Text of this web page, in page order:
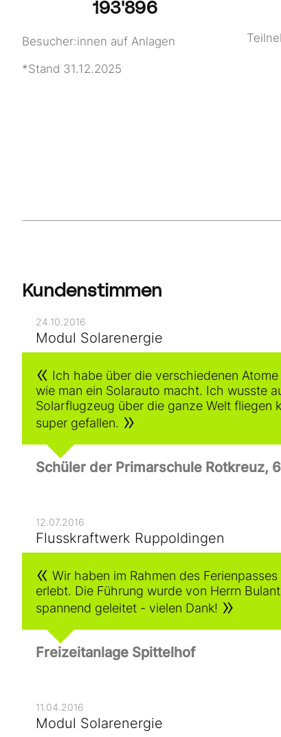
193'896
Besucher:innen auf Anlagen
*Stand 31.12.2025
Kundenstimmen
24.10.2016
Modul Solarenergie
Ich habe über die verschiedenen
wie man ein Solarauto macht. Ich wusste
Solarflugzeug über die ganze Welt fliegen
super gefallen.
Schüler der Primarschule Rotkreuz,
12.07.2016
Flusskraftwerk Ruppoldingen
Wir haben im Rahmen des
erlebt. Die Führung wurde von Herrn
spannend geleitet - vielen Dank!
Freizeitanlage Spittelhof
11.04.2016
Modul Solarenergie